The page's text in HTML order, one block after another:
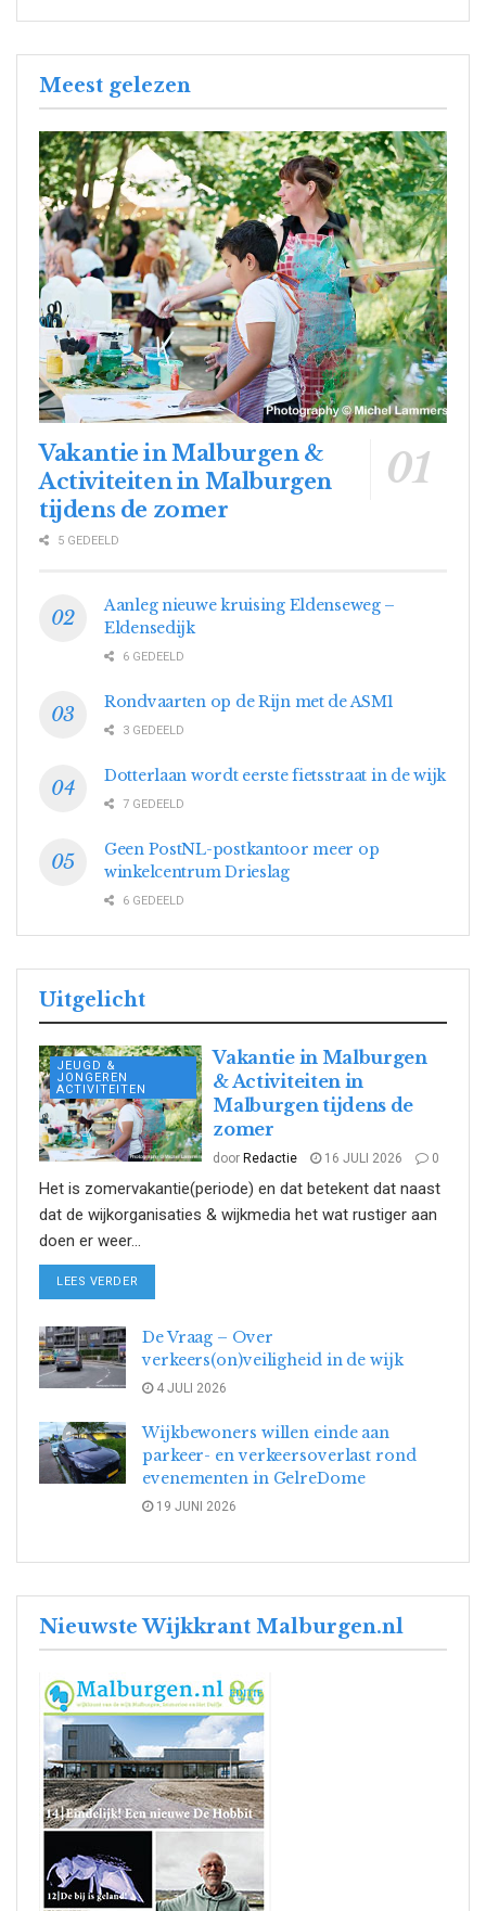
Meest gelezen
Vakantie in Malburgen &
Activiteiten in Malburgen
tijdens de zomer
5 GEDEELD
Aanleg nieuwe kruising Eldenseweg –
Eldensedijk
6 GEDEELD
Rondvaarten op de Rijn met de ASM1
3 GEDEELD
Dotterlaan wordt eerste fietsstraat in de wijk
7 GEDEELD
Geen PostNL-postkantoor meer op
winkelcentrum Drieslag
6 GEDEELD
Uitgelicht
JEUGD &
JONGEREN
ACTIVITEITEN
Vakantie in Malburgen
& Activiteiten in
Malburgen tijdens de
zomer
door Redactie 16 JULI 2026 0
Het is zomervakantie(periode) en dat betekent dat naast
dat de wijkorganisaties & wijkmedia het wat rustiger aan
doen er weer...
LEES VERDER
De Vraag – Over
verkeers(on)veiligheid in de wijk
4 JULI 2026
Wijkbewoners willen einde aan
parkeer- en verkeersoverlast rond
evenementen in GelreDome
19 JUNI 2026
Nieuwste Wijkkrant Malburgen.nl